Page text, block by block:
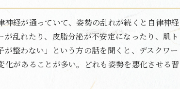
経が通っていて、姿勢の乱れが続くと自律神経
乱れたり、皮脂分泌が不安定になったり、肌ト
整わない」という方の話を聞くと、デスクワー
があることが多い。どれも姿勢を悪化させる習